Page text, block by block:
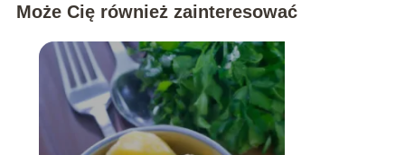
Może Cię również zainteresować